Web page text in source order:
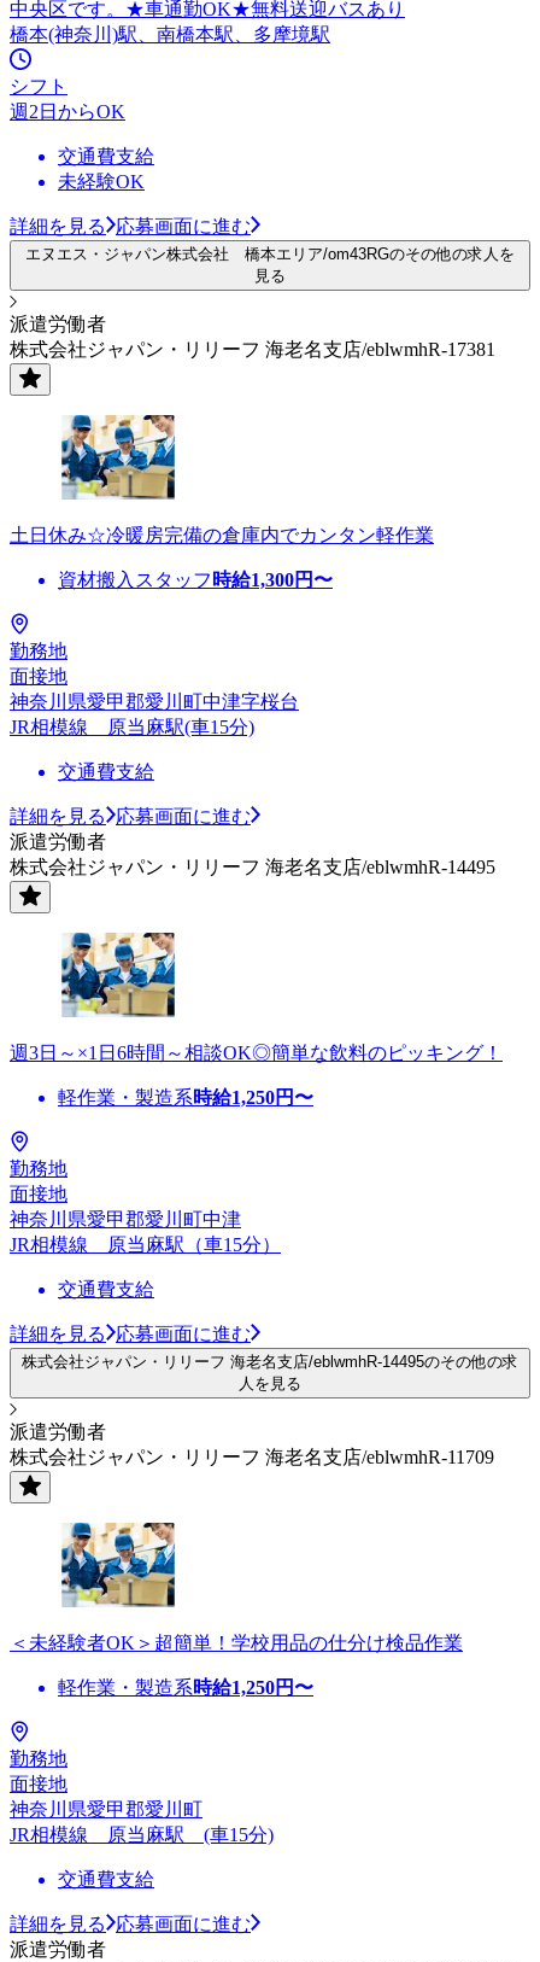
中央区です。★車通勤OK★無料送迎バスあり
橋本(神奈川)駅、南橋本駅、多摩境駅
シフト
週2日からOK
交通費支給
未経験OK
詳細を見る 応募画面に進む
エヌエス・ジャパン株式会社 橋本エリア/om43RGのその他の求人を
見る
派遣労働者
株式会社ジャパン・リリーフ 海老名支店/eblwmhR-17381
土日休み☆冷暖房完備の倉庫内でカンタン軽作業
資材搬入スタッフ 時給1,300円〜
勤務地
面接地
神奈川県愛甲郡愛川町中津字桜台
JR相模線 原当麻駅(車15分)
交通費支給
詳細を見る
応募画面に進む
派遣労働者
株式会社ジャパン・リリーフ 海老名支店/eblwmhR-14495
週3日～×1日6時間～相談OK◎簡単な飲料のピッキング！
軽作業・製造系時給1,250円〜
勤務地
面接地
神奈川県愛甲郡愛川町中津
JR相模線 原当麻駅（車15分）
交通費支給
詳細を見る 応募画面に進む
株式会社ジャパン・リリーフ 海老名支店/eblwmhR-14495のその他の求
人を見る
派遣労働者
株式会社ジャパン・リリーフ 海老名支店/eblwmhR-11709
＜未経験者OK＞超簡単！学校用品の仕分け検品作業
軽作業・製造系時給1,250円〜
勤務地
面接地
神奈川県愛甲郡愛川町
JR相模線 原当麻駅 (車15分)
交通費支給
詳細を見る
応募画面に進む
派遣労働者